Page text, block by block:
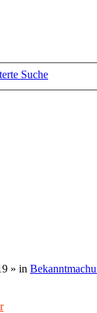
Suche
» in